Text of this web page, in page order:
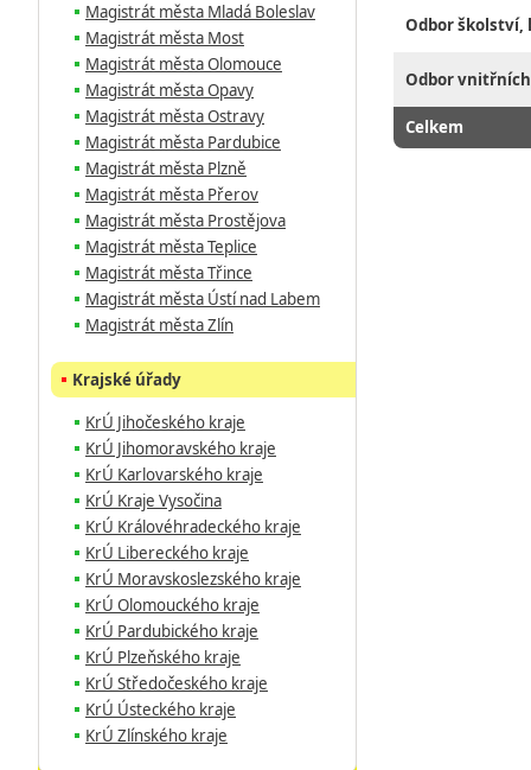
Magistrát města Mladá Boleslav
Magistrát města Most
Magistrát města Olomouce
Magistrát města Opavy
Magistrát města Ostravy
Magistrát města Pardubice
Magistrát města Plzně
Magistrát města Přerov
Magistrát města Prostějova
Magistrát města Teplice
Magistrát města Třince
Magistrát města Ústí nad Labem
Magistrát města Zlín
Krajské úřady
KrÚ Jihočeského kraje
KrÚ Jihomoravského kraje
KrÚ Karlovarského kraje
KrÚ Kraje Vysočina
KrÚ Královéhradeckého kraje
KrÚ Libereckého kraje
KrÚ Moravskoslezského kraje
KrÚ Olomouckého kraje
KrÚ Pardubického kraje
KrÚ Plzeňského kraje
KrÚ Středočeského kraje
KrÚ Ústeckého kraje
KrÚ Zlínského kraje
Odbor školství,
Odbor
Celkem